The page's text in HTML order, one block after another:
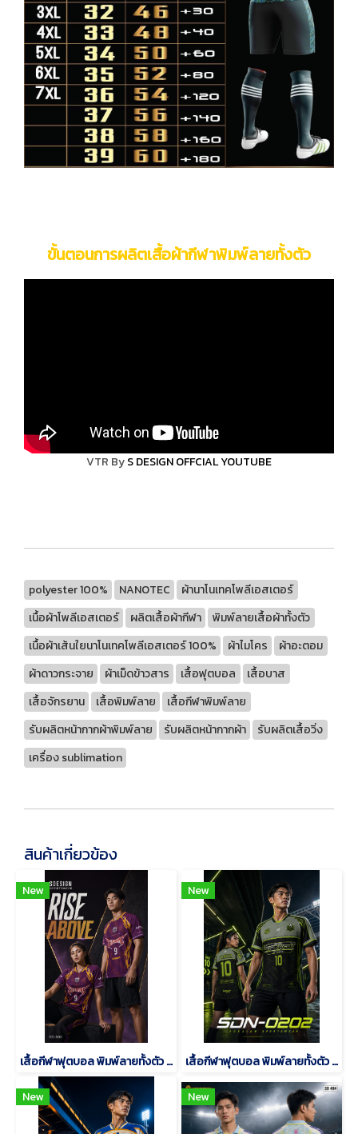
ขั้นตอนการผลิตเสื้อผ้ากีฬาพิมพ์ลายทั้งตัว
VTR ByS DESIGN OFFCIAL YOUTUBE
polyester 100% NANOTEC
ผ้านาโนเทคโพลีเอสเตอร์
เนื้อผ้าโพลีเอสเตอร์
ผลิตเสื้อผ้ากีฬา
พิมพ์ลายเสื้อผ้าทั้งตัว
เนื้อผ้าเส้นใยนาโนเทคโพลีเอสเตอร์ 100%
ผ้าไมโคร
ผ้าอะตอม
ผ้าดาวกระจาย
ผ้าเม็ดข้าวสาร เสื้อฟุตบอล
เสื้อบาส
เสื้อจักรยาน
เสื้อพิมพ์ลาย
เสื้อกีฬาพิมพ์ลาย
รับผลิตหน้ากากผ้าพิมพ์ลาย
รับผลิตหน้ากากผ้า
รับผลิตเสื้อวิ่ง
เครื่อง sublimation
สินค้าเกี่ยวข้อง
New
เสื้อกีฬาฟุตบอล พิมพ์ลายทั้งตัว เนื้อผ้า "นาโนเทค"SD-500
New
เสื้อกีฬาฟุตบอล พิมพ์ลายทั้งตัว เนื้อผ้า "นาโนเทค"SDN-0202
New New